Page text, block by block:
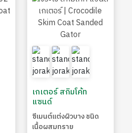
เกเตอร์ สกิมโค้ท
แซนด์
ซีเมนต์แต่งผิวบาง ชนิด
เนื้อผสมทราย